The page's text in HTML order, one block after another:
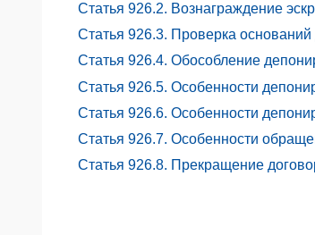
Статья 926.2. Вознаграждение
Статья 926.3. Проверка
Статья 926.4. Обособление
Статья 926.5. Особенности
Статья 926.6. Особенности
Статья 926.7. Особенности
Статья 926.8. Прекращение